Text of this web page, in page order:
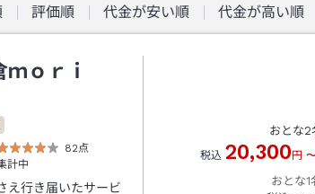
評価順 代金が安い順 代金が高い順
ｏｒｉ
82点
計中
え行き届いたサービ
おとな2
税込 20,300 円
おとな1